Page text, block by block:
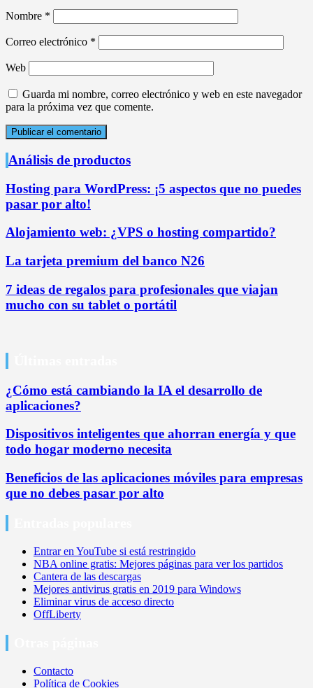
Nombre *
Correo electrónico *
Web
Guarda mi nombre, correo electrónico y web en este navegador
para la próxima vez que comente.
Análisis de productos
Hosting para WordPress: ¡5 aspectos que no puedes
pasar por alto!
Alojamiento web: ¿VPS o hosting compartido?
La tarjeta premium del banco N26
7 ideas de regalos para profesionales que viajan
mucho con su tablet o portátil
¿Cómo está cambiando la IA el desarrollo de
aplicaciones?
Dispositivos inteligentes que ahorran energía y que
todo hogar moderno necesita
Beneficios de las aplicaciones móviles para empresas
que no debes pasar por alto
Entrar en YouTube si está restringido
NBA online gratis: Mejores páginas para ver los partidos
Cantera de las descargas
Mejores antivirus gratis en 2019 para Windows
Eliminar virus de acceso directo
OffLiberty
Contacto
Política de Cookies